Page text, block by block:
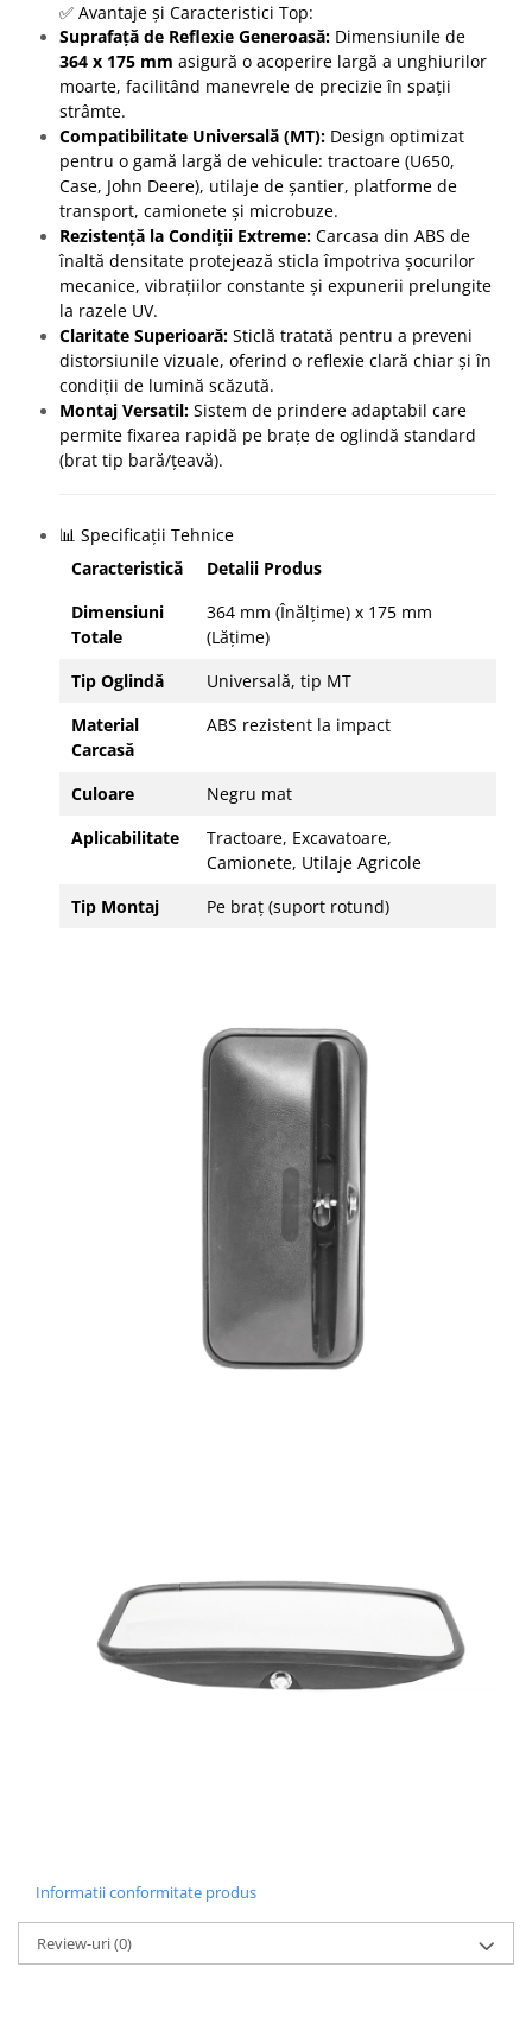
✅ Avantaje și Caracteristici Top:
Suprafață de Reflexie Generoasă: Dimensiunile de
364 x 175 mm asigură o acoperire largă a unghiurilor
moarte, facilitând manevrele de precizie în spații
strâmte.
Compatibilitate Universală (MT): Design optimizat
pentru o gamă largă de vehicule: tractoare (U650,
Case, John Deere), utilaje de șantier, platforme de
transport, camionete și microbuze.
Rezistență la Condiții Extreme: Carcasa din ABS de
înaltă densitate protejează sticla împotriva șocurilor
mecanice, vibrațiilor constante și expunerii prelungite
la razele UV.
Claritate Superioară: Sticlă tratată pentru a preveni
distorsiunile vizuale, oferind o reflexie clară chiar și în
condiții de lumină scăzută.
Montaj Versatil: Sistem de prindere adaptabil care
permite fixarea rapidă pe brațe de oglindă standard
(brat tip bară/țeavă).
📊 Specificații Tehnice
Caracteristică
Detalii Produs
Dimensiuni
Totale
364 mm (Înălțime) x 175 mm
(Lățime)
Tip Oglindă
Universală, tip MT
Material
Carcasă
ABS rezistent la impact
Culoare
Negru mat
Aplicabilitate
Tractoare, Excavatoare,
Camionete, Utilaje Agricole
Tip Montaj
Pe braț (suport rotund)
Informatii conformitate produs
Review-uri(0)